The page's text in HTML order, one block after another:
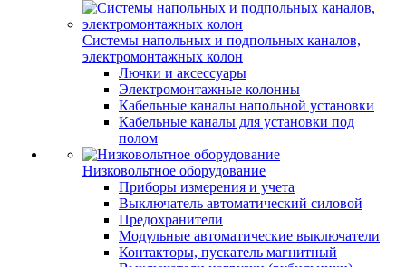
Системы напольных и подпольных каналов,
электромонтажных колон
Лючки и аксессуары
Электромонтажные колонны
Кабельные каналы напольной установки
Кабельные каналы для установки под
полом
Низковольтное оборудование
Приборы измерения и учета
Выключатель автоматический силовой
Предохранители
Модульные автоматические выключатели
Контакторы, пускатель магнитный